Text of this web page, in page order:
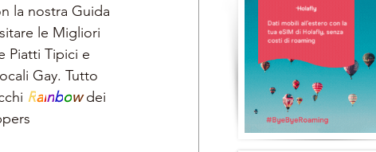
la nostra Guida
le Migliori
Piatti Tipici e
Gay. Tutto
Rainbow dei